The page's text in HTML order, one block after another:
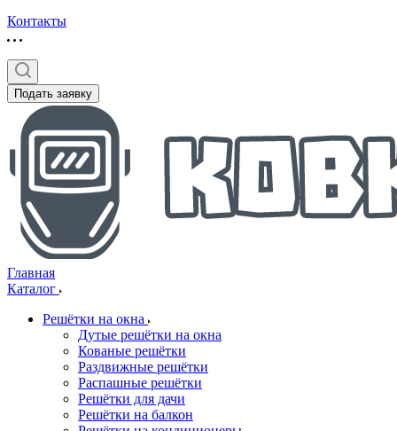
Контакты
Подать заявку
Главная
Каталог
Решётки на окна
Дутые решётки на окна
Кованые решётки
Раздвижные решётки
Распашные решётки
Решётки для дачи
Решётки на балкон